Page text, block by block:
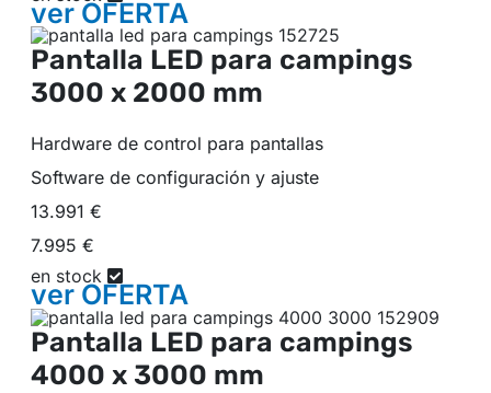
verOFERTA
Pantalla LED para campings
3000 x 2000 mm
Hardware de control para pantallas
Software de configuración y ajuste
13.991 €
7.995 €
en stock
verOFERTA
Pantalla LED para campings
4000 x 3000 mm